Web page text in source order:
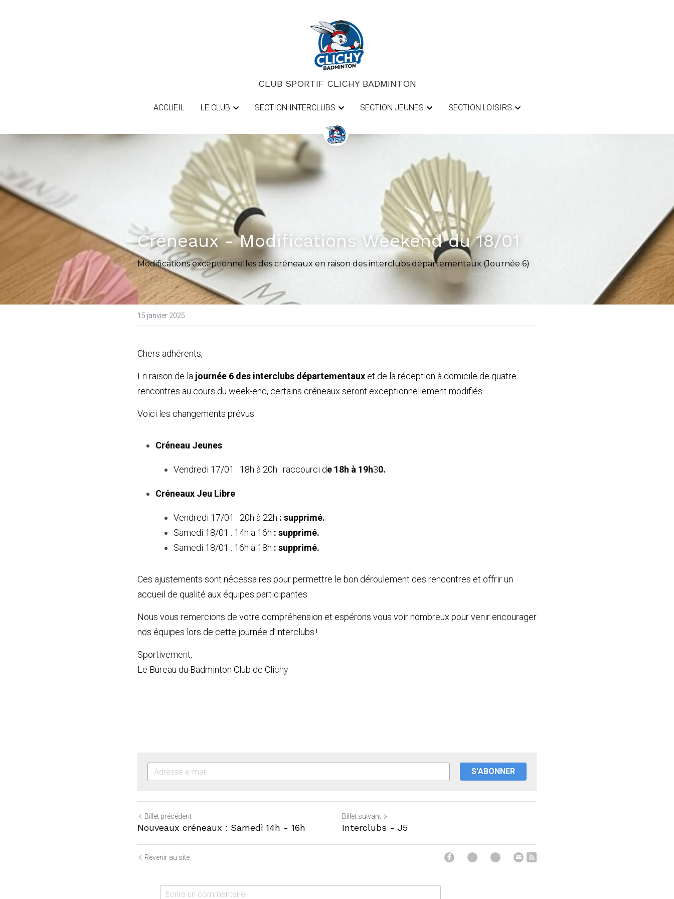
CLUB SPORTIF CLICHY BADMINTON
ACCUEIL LE CLUB SECTION INTERCLUBS SECTION JEUNES SECTION LOISIRS
CLUB SPORTIF CLICHY BADMINTON
ACCUEIL LE CLUB SECTION INTERCLUBS SECTION JEUNES SECTION LOISIRS
Créneaux - Modifications Weekend du 18/01
Modifications exceptionnelles des créneaux en raison des interclubs départementaux (Journée 6)
15 janvier 2025
Chers adhérents,
En raison de la journée 6 des interclubs départementaux et de la réception à domicile de quatre
rencontres au cours du week-end, certains créneaux seront exceptionnellement modifiés.
Voici les changements prévus :
Créneau Jeunes :
Vendredi 17/01 : 18h à 20h : raccourci de 18h à 19h30.
Créneaux Jeu Libre :
Vendredi 17/01 : 20h à 22h : supprimé.
Samedi 18/01 : 14h à 16h : supprimé.
Samedi 18/01 : 16h à 18h : supprimé.
Ces ajustements sont nécessaires pour permettre le bon déroulement des rencontres et offrir un
accueil de qualité aux équipes participantes.
Nous vous remercions de votre compréhension et espérons vous voir nombreux pour venir encourager
nos équipes lors de cette journée d’interclubs !
Sportivement,
Le Bureau du Badminton Club de Clichy
S'ABONNER
Billet précédent
Nouveaux créneaux : Samedi 14h - 16h
Billet suivant
Interclubs - J5
Revenir au site